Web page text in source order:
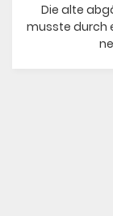
Die alte
musste durch